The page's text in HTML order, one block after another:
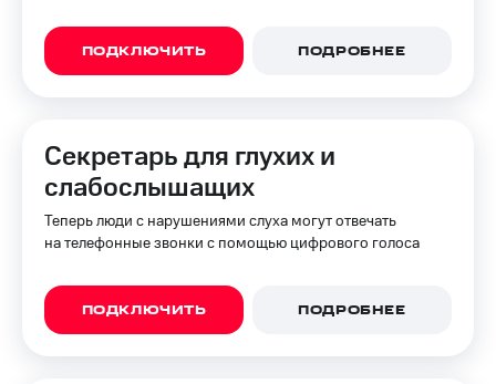
ПОДКЛЮЧИТЬ ПОДРОБНЕЕ
Секретарь для глухих и
слабослышащих
Теперь люди с нарушениями слуха могут отвечать
на телефонные звонки с помощью цифрового голоса
ПОДКЛЮЧИТЬ ПОДРОБНЕЕ